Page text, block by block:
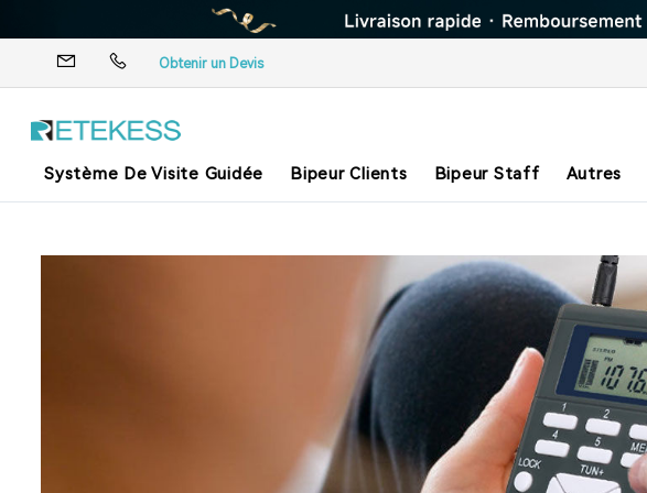
Obtenir un Devis
Système De Visite Guidée Bipeur Clients Bipeur Staff Autres